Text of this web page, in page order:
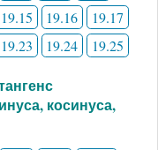
19.15 19.16
19.17
19.23 19.24 19.25
косинуса,